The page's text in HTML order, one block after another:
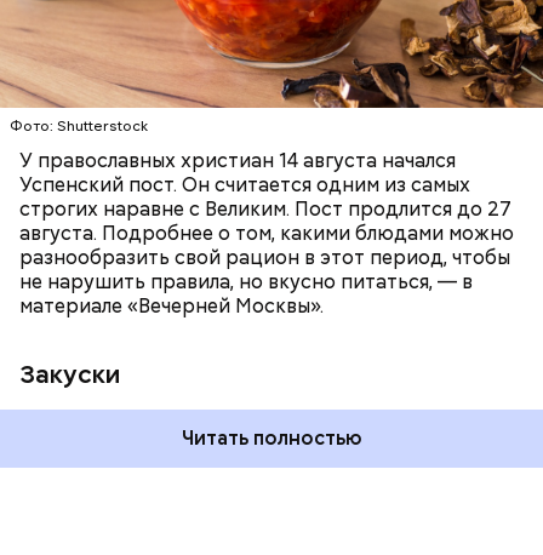
Фото: Shutterstock
У православных христиан 14 августа начался
Успенский пост. Он считается одним из самых
строгих наравне с Великим. Пост продлится до 27
августа. Подробнее о том, какими блюдами можно
разнообразить свой рацион в этот период, чтобы
не нарушить правила, но вкусно питаться, — в
материале «Вечерней Москвы».
Закуски
Читать полностью